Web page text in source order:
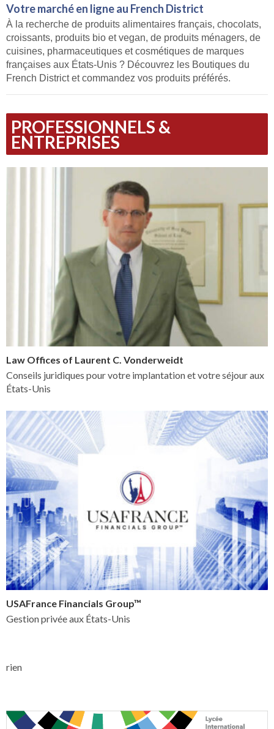
Votre marché en ligne au French District
À la recherche de produits alimentaires français, chocolats,
croissants, produits bio et vegan, de produits ménagers, de
cuisines, pharmaceutiques et cosmétiques de marques
françaises aux États-Unis ? Découvrez les Boutiques du
French District et commandez vos produits préférés.
PROFESSIONNELS &
ENTREPRISES
Law Offices of Laurent C. Vonderweidt
Conseils juridiques pour votre implantation et votre séjour aux
États-Unis
USAFrance Financials Group™
Gestion privée aux États-Unis
rien